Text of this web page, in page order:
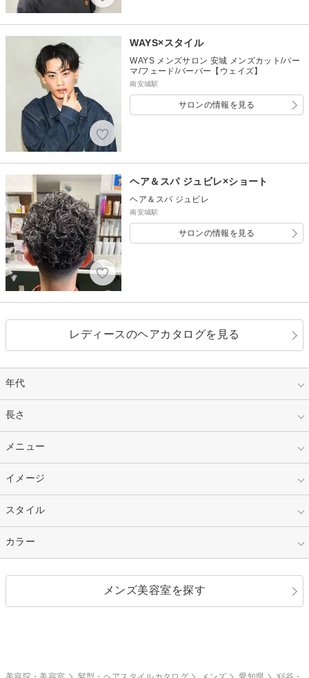
WAYS×スタイル
WAYS メンズサロン 安城 メンズカット/パー
マ/フェード/バーバー【ウェイズ】
南安城駅
サロンの情報を見る
ヘア＆スパ ジュビレ×ショート
ヘア＆スパ ジュビレ
南安城駅
サロンの情報を見る
レディースのヘアカタログを見る
年代
指定なし
10代
30代
長さ
指定なし
ショート
セミロング
メニュー
指定なし
カラー
縮毛矯正
イメージ
指定なし
キュート
ストリート
スタイル
指定なし
カラー
メンズ美容室を探す